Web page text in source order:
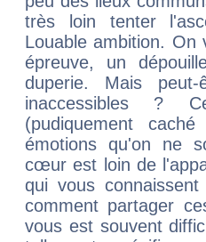
très loin tenter
Louable ambition.
épreuve, un
duperie. Mais
inaccessibles ?
(pudiquement
émotions qu'on ne
cœur est loin de
qui vous
comment partager
vous est souvent